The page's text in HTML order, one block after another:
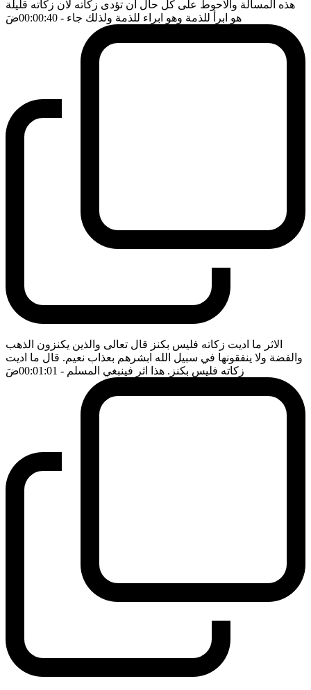
هذه المسألة والاحوط على كل حال ان تؤدى زكاته لان زكاته قليلة
هو ابرأ للذمة وهو ابراء للذمة ولذلك جاء - 00:00:40 ضَ
الاثر ما اديت زكاته فليس بكنز قال تعالى والذين يكنزون الذهب
والفضة ولا ينفقونها في سبيل الله ابشرهم بعذاب نعيم. قال ما اديت
زكاته فليس بكنز. هذا اثر فينبغي المسلم - 00:01:01 ضَ